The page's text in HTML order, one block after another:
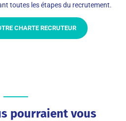
toutes les étapes du recrutement.
CHARTE RECRUTEUR
pourraient vous